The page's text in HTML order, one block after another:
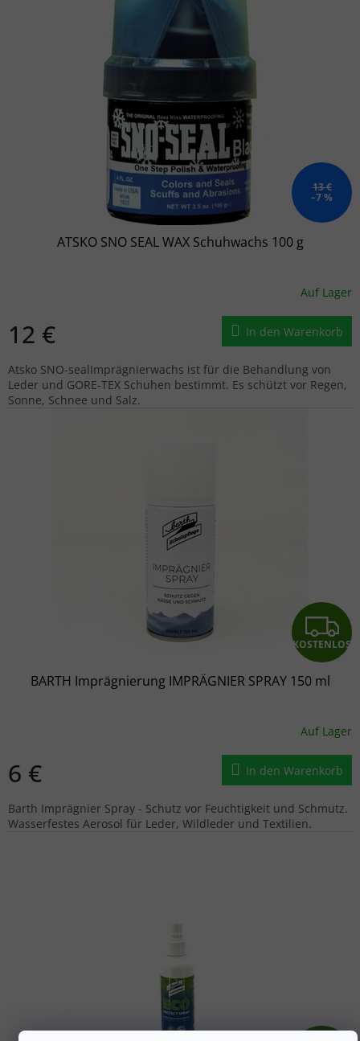
13 €
–7 %
ATSKO SNO SEAL WAX Schuhwachs 100 g
Auf Lager
12 € In den Warenkorb
Atsko SNO-sealImprägnierwachs ist für die Behandlung von
Leder und GORE-TEX Schuhen bestimmt. Es schützt vor Regen,
Sonne, Schnee und Salz.
KOSTENLOS
BARTH Imprägnierung IMPRÄGNIER SPRAY 150 ml
Auf Lager
6 € In den Warenkorb
Barth Imprägnier Spray - Schutz vor Feuchtigkeit und Schmutz.
Wasserfestes Aerosol für Leder, Wildleder und Textilien.